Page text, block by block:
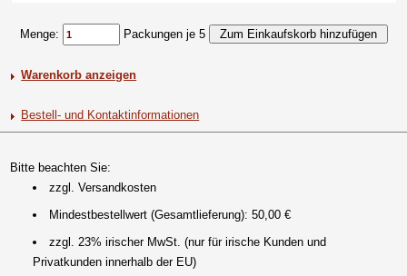
Menge: Packungen je 5
Warenkorb anzeigen
Bestell- und Kontaktinformationen
Bitte beachten Sie:
zzgl. Versandkosten
Mindestbestellwert (Gesamtlieferung): 50,00 €
zzgl. 23% irischer MwSt. (nur für irische Kunden und
Privatkunden innerhalb der EU)